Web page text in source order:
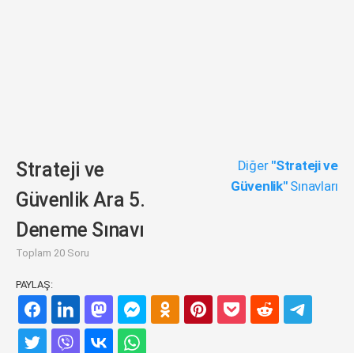
Strateji ve
Güvenlik Ara 5.
Deneme Sınavı
Toplam 20 Soru
Diğer "Strateji ve
Güvenlik"Sınavları
PAYLAŞ: